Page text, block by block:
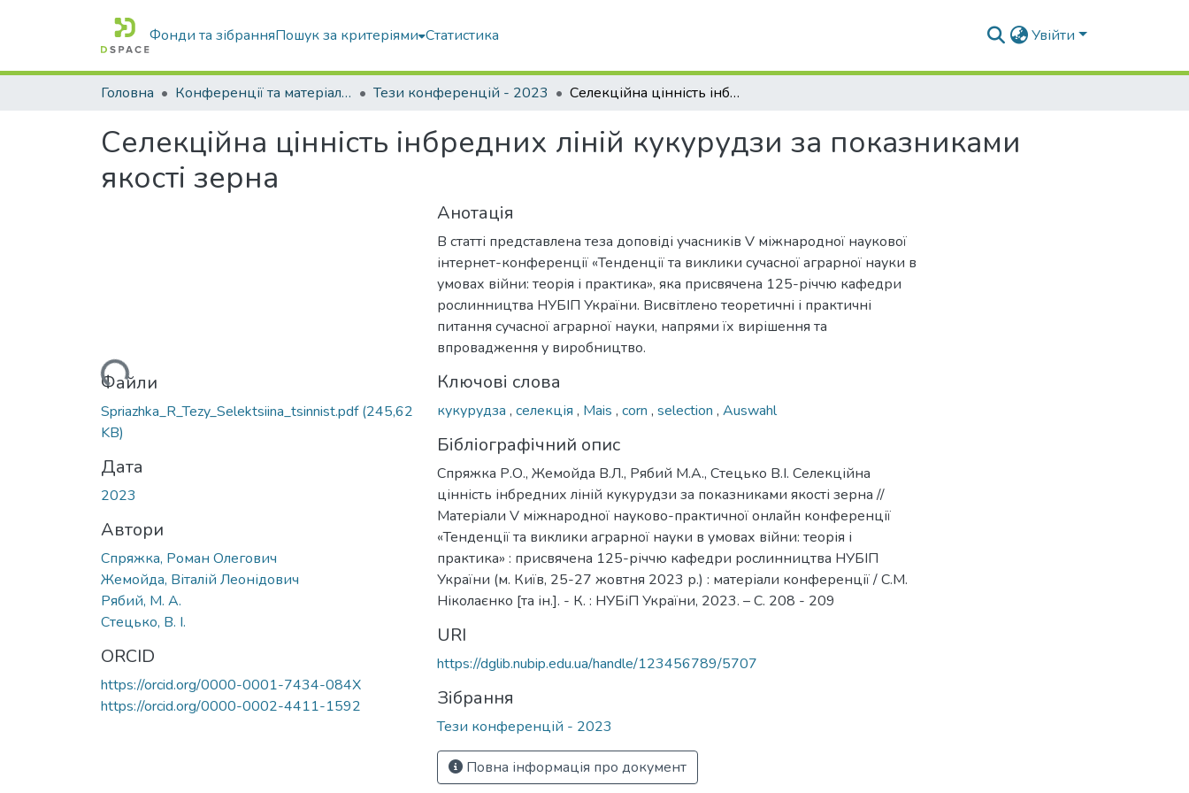
Фонди та зібранняПошук за критеріями Статистика Увійти
Головна Конференції та матеріали конференцій Тези конференцій - 2023 Селекційна цінність інбредних ліній кукурудзи за показниками якості зерна
Селекційна цінність інбредних ліній кукурудзи за показниками
якості зерна
Вантажиться...Файли
Spriazhka_R_Tezy_Selektsiina_tsinnist.pdf(245,62
KB)
Дата
2023
Автори
Спряжка, Роман Олегович
Жемойда, Віталій Леонідович
Рябий, М. А.
Стецько, В. І.
ORCID
https://orcid.org/0000-0001-7434-084X
https://orcid.org/0000-0002-4411-1592
Анотація
В статті представлена теза доповіді учасників V міжнародної наукової
інтернет-конференції «Тенденції та виклики сучасної аграрної науки в
умовах війни: теорія і практика», яка присвячена 125-річчю кафедри
рослинництва НУБІП України. Висвітлено теоретичні і практичні
питання сучасної аграрної науки, напрями їх вирішення та
впровадження у виробництво.
Ключові слова
кукурудза , селекція , Mais , corn , selection , Auswahl
Бібліографічний опис
Спряжка Р.О., Жемойда В.Л., Рябий М.А., Стецько В.І. Селекційна
цінність інбредних ліній кукурудзи за показниками якості зерна //
Матеріали V міжнародної науково-практичної онлайн конференції
«Тенденції та виклики аграрної науки в умовах війни: теорія і
практика» : присвячена 125-річчю кафедри рослинництва НУБІП
України (м. Київ, 25-27 жовтня 2023 р.) : матеріали конференції / С.М.
Ніколаєнко [та ін.]. - К. : НУБіП України, 2023. – С. 208 - 209
URI
https://dglib.nubip.edu.ua/handle/123456789/5707
Зібрання
Тези конференцій - 2023
Повна інформація про документ